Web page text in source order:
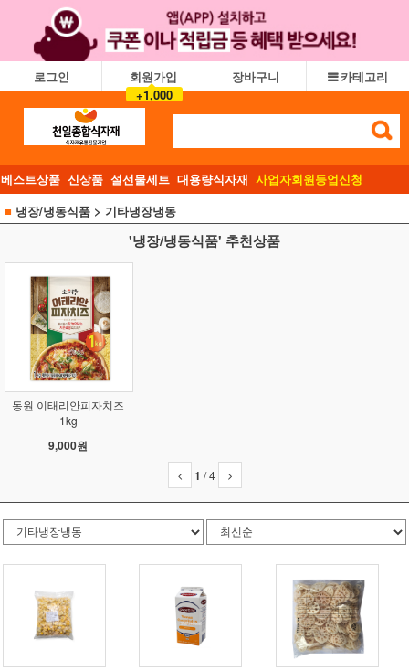
로그인
회원가입
+1,000
장바구니 카테고리
베스트상품 신상품 설선물세트 대용량식자재 사업자회원등업신청
■ 냉장/냉동식품 > 기타냉장냉동
'냉장/냉동식품' 추천상품
동원 이태리안피자치즈
1kg
9,000원
1 /4